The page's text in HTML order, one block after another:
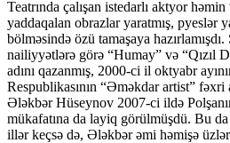
Teatrında çalışan istedarlı aktyor həmin
yaddaqalan obrazlar yaratmış, pyeslər
bölməsində özü tamaşaya hazırlamışdı.
nailiyyətlərə görə “Humay” və “Qızıl
adını qazanmış, 2000-ci il oktyabr
Respublikasının “Əməkdar artist”
Ələkbər Hüseynov 2007-ci ildə
mükafatına da layiq görülmüşdü. Bu
illər keçsə də, Ələkbər əmi həmişə